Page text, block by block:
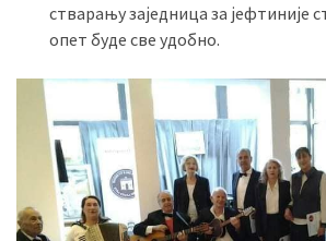
стварању заједница за јефтиније
опет буде све удобно.